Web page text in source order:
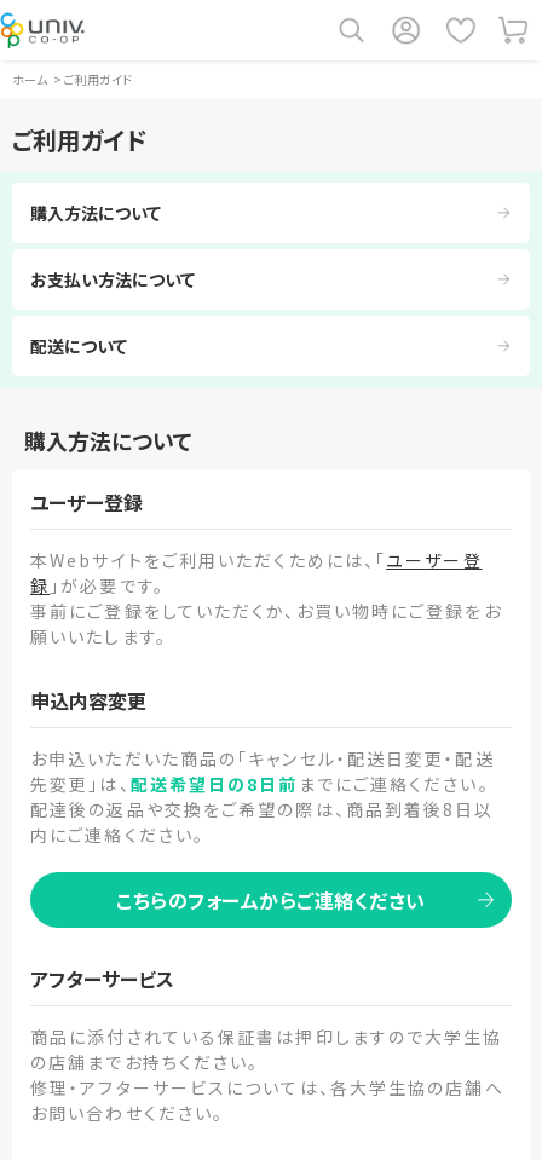
ホーム > ご利用ガイド
ご利用ガイド
購入方法について
お支払い方法について
配送について
購入方法について
ユーザー登録
本Webサイトをご利用いただくためには、「ユーザー登
録 」が必要です。
事前にご登録をしていただくか、お買い物時にご登録をお
願いいたします。
申込内容変更
お申込いただいた商品の「キャンセル・配送日変更・配送
先変更」は、 配送希望日の8日前 までにご連絡ください。
配達後の返品や交換をご希望の際は、商品到着後8日以
内にご連絡ください。
こちらのフォームからご連絡ください
アフターサービス
商品に添付されている保証書は押印しますので大学生協
の店舗までお持ちください。
修理・アフターサービスについては、各大学生協の店舗へ
お問い合わせください。